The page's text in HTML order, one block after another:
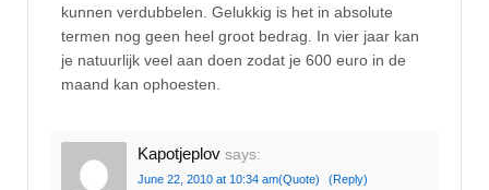
kunnen verdubbelen. Gelukkig is het in absolute
termen nog geen heel groot bedrag. In vier jaar kan
je natuurlijk veel aan doen zodat je 600 euro in de
maand kan ophoesten.
Kapotjeplov says:
June 22, 2010 at 10:34 am(Quote) (Reply)